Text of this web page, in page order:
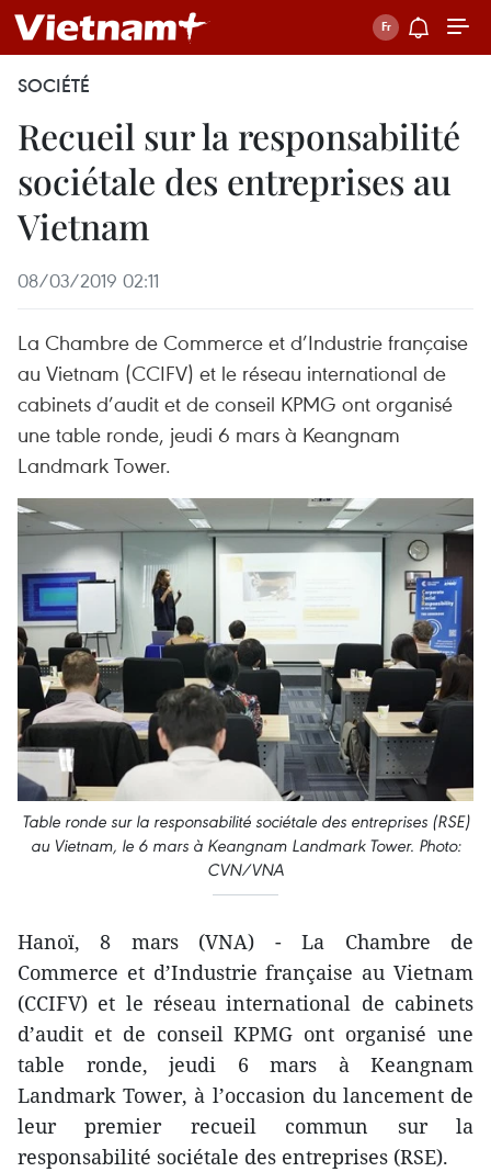
SOCIÉTÉ
Recueil sur la responsabilité
sociétale des entreprises au
Vietnam
08/03/2019 02:11
La Chambre de Commerce et d’Industrie française
au Vietnam (CCIFV) et le réseau international de
cabinets d’audit et de conseil KPMG ont organisé
une table ronde, jeudi 6 mars à Keangnam
Landmark Tower.
Table ronde sur la responsabilité sociétale des entreprises (RSE)
au Vietnam, le 6 mars à Keangnam Landmark Tower. Photo:
CVN/VNA
Hanoï, 8 mars (VNA) - La Chambre de
Commerce et d’Industrie française au Vietnam
(CCIFV) et le réseau international de cabinets
d’audit et de conseil KPMG ont organisé une
table ronde, jeudi 6 mars à Keangnam
Landmark Tower, à l’occasion du lancement de
leur premier recueil commun sur la
responsabilité sociétale des entreprises (RSE).